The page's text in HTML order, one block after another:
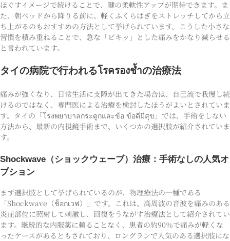
ほぐすイメージで続けることで、腱の柔軟性アップが期待できます。ま
た、朝ベッドから降りる前に、軽くふくらはぎをストレッチしてから立
ち上がるのもおすすめの方法として挙げられています。こうした小さな
習慣を積み重ねることで、急な「ビキッ」とした痛みをかなり減らせる
と言われています。
タイの病院で行われるโรครองช้ำの治療法
痛みが強くなり、日常生活に支障が出てきた場合は、自己流で我慢し続
けるのではなく、専門医による治療を検討したほうがよいとされていま
す。タイの「โรงพยาบาลกระดูกและข้อ ข้อดีมีสุข」では、手術をしない
方法から、最新の内視鏡手術まで、いくつかの選択肢が紹介されていま
す。
Shockwave（ショックウェーブ）治療：手術なしの人気オ
プション
まず選択肢として挙げられているのが、物理療法の一種である
「Shockwave（ช็อกเวฟ）」です。これは、高周波の音波を痛みのある
炎症部位に照射して刺激し、回復をうながす治療法として紹介されてい
ます。継続的な内服薬に頼ることなく、患者の約90％で痛みが軽くな
ったケースがあるともされており、ロングランで人気のある選択肢にな